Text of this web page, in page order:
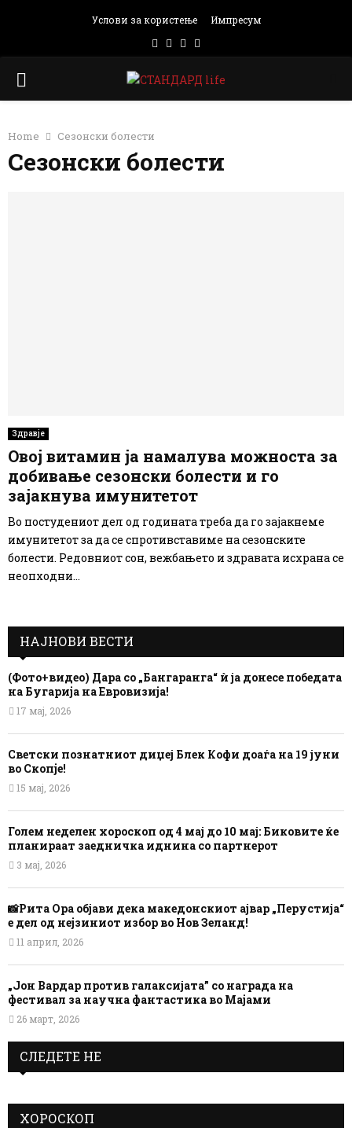
Услови за користење Импресум
Facebook
Instagram
Email
PRIMARY
Home Сезонски болести
Сезонски болести
Здравје
Овој витамин ја намалува можноста за
добивање сезонски болести и го
зајакнува имунитетот
Во постудениот дел од годината треба да го зајакнеме
имунитетот за да се спротивставиме на сезонските
болести. Редовниот сон, вежбањето и здравата исхрана се
неопходни...
НАЈНОВИ ВЕСТИ
(Фото+видео) Дара со „Бангаранга“ ѝ ја донесе победата
на Бугарија на Евровизија!
17 мај, 2026
Светски познатниот диџеј Блек Кофи доаѓа на 19 јуни
во Скопје!
15 мај, 2026
Голем неделен хороскоп од 4 мај до 10 мај: Биковите ќе
планираат заедничка иднина со партнерот
3 мај, 2026
📸Рита Ора објави дека македонскиот ајвар „Перустија“
е дел од нејзиниот избор во Нов Зеланд!
11 април, 2026
„Јон Вардар против галаксијата” со награда на
фестивал за научна фантастика во Мајами
26 март, 2026
СЛЕДЕТЕ НЕ
ХОРОСКОП